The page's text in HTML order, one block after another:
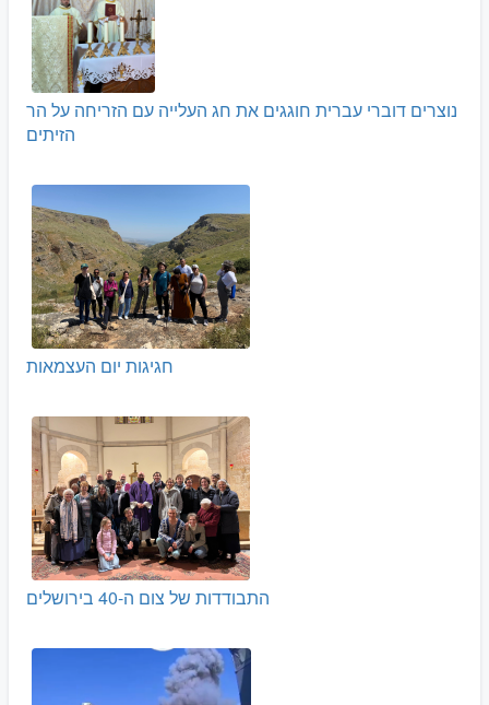
נוצרים דוברי עברית חוגגים את חג העלייה עם הזריחה על הר
הזיתים
חגיגות יום העצמאות
התבודדות של צום ה-40 בירושלים